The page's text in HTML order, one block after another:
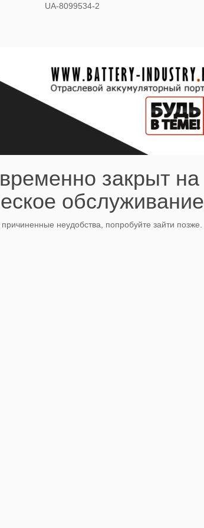
UA-8099534-2
закрыт на
неудобства, попробуйте зайти позже.